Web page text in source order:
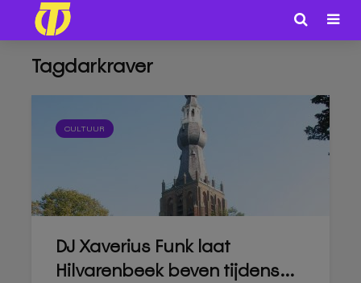
Tagdarkraver
CULTUUR
DJ Xaverius Funk laat
Hilvarenbeek beven tijdens...